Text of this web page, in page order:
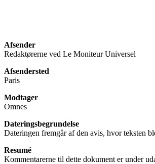
Afsender
Redaktørerne ved Le Moniteur Universel
Afsendersted
Paris
Modtager
Omnes
Dateringsbegrundelse
Dateringen fremgår af den avis, hvor teksten
Resumé
Kommentarerne til dette dokument er under